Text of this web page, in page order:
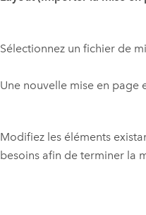
Sélectionnez un fichier de
Une nouvelle mise en page
Modifiez les éléments
besoins afin de terminer la